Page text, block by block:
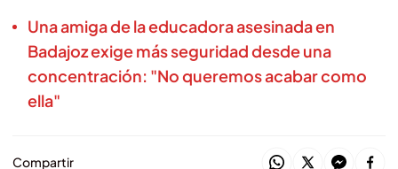
Una amiga de la educadora asesinada en
Badajoz exige más seguridad desde una
concentración: "No queremos acabar como
ella"
Compartir